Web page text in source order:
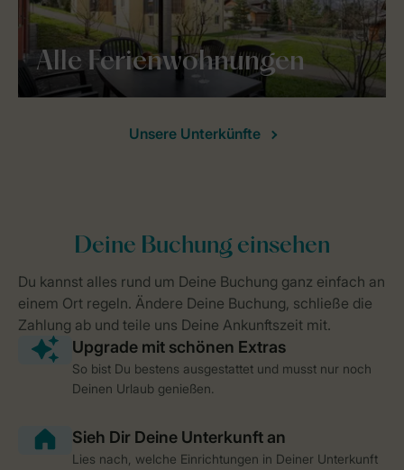
Alle Ferienwohnungen
Unsere Unterkünfte
So bist Du bestens ausgestattet und musst nur noch
Deinen Urlaub genießen.
Lies nach, welche Einrichtungen in Deiner Unterkunft